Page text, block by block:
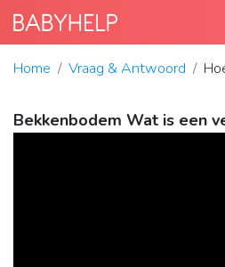
Home Vraag & Antwoord
Bekkenbodem Wat is een